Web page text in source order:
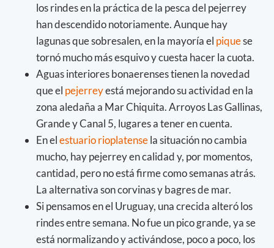
los rindes en la práctica de la pesca del pejerrey
han descendido notoriamente. Aunque hay
lagunas que sobresalen, en la mayoría el piquese
tornó mucho más esquivo y cuesta hacer la cuota.
Aguas interiores bonaerenses tienen la novedad
que el pejerreyestá mejorando su actividad en la
zona aledaña a Mar Chiquita. Arroyos Las Gallinas,
Grande y Canal 5, lugares a tener en cuenta.
En elestuario rioplatensela situación no cambia
mucho, hay pejerrey en calidad y, por momentos,
cantidad, pero no está firme como semanas atrás.
La alternativa son corvinas y bagres de mar.
Si pensamos en el Uruguay, una crecida alteró los
rindes entre semana. No fue un pico grande, ya se
está normalizando y activándose, poco a poco, los